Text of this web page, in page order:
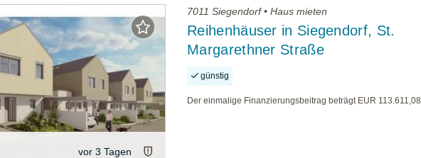
vor 3 Tagen
7011 Siegendorf • Haus mieten
Reihenhäuser in Siegendorf, St.
Margarethner Straße
günstig
Der einmalige Finanzierungsbeitrag beträgt EUR 113.611,08